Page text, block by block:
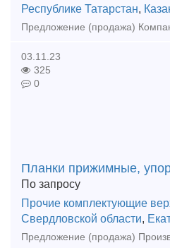
Республике Татарстан,
03.11.23
325
0
Планки прижимные,
По запросу
Прочие комплектующие
Свердловской области,